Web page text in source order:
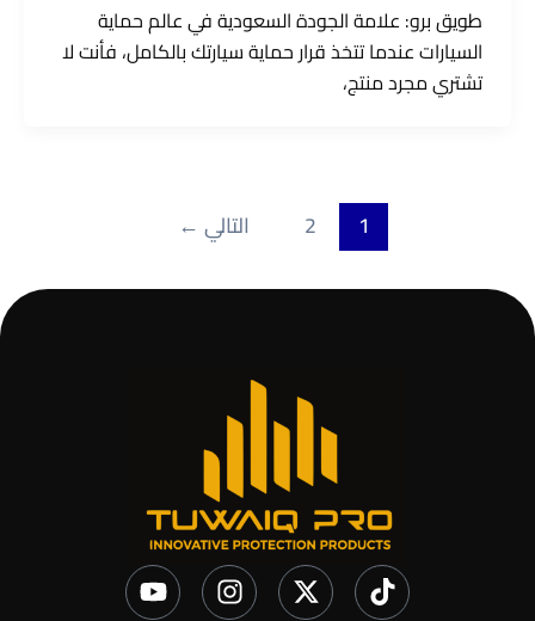
طويق برو: علامة الجودة السعودية في عالم حماية
السيارات عندما تتخذ قرار حماية سيارتك بالكامل، فأنت لا
تشتري مجرد منتج،
1
2 التالي ←
T
i
X
-
I
n
Y
o